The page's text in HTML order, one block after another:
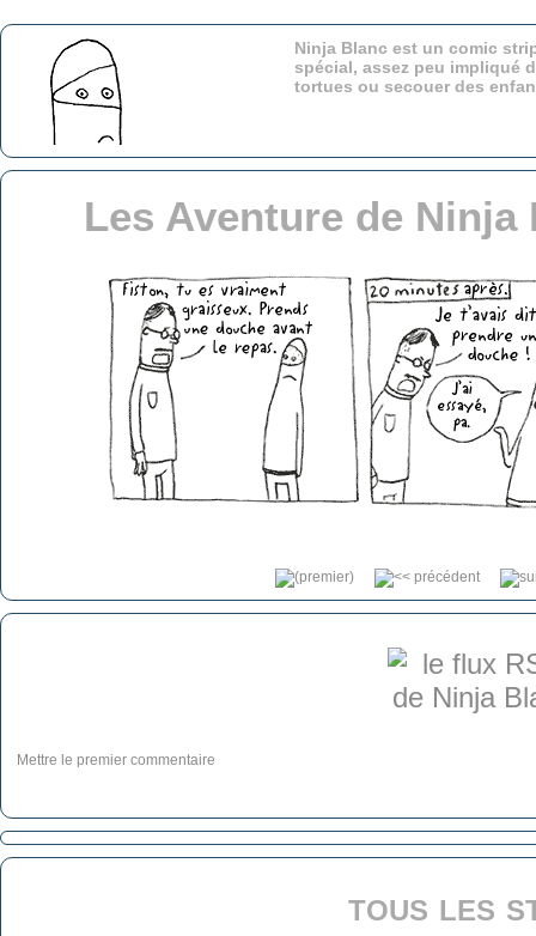
Ninja Blanc est un comic
spécial, assez peu impliqué
tortues ou secouer des
Les Aventure de
Mettre le premier commentaire
tous les